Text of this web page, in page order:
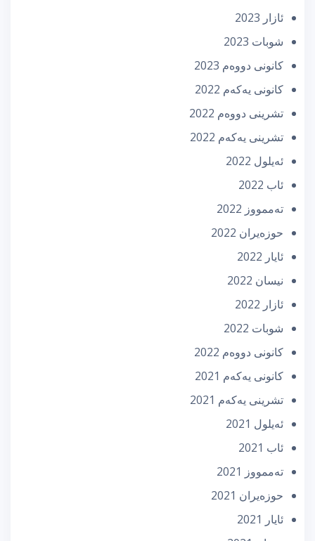
ئازار 2023
شوبات 2023
كانونی دووه‌م 2023
كانونی یه‌كه‌م 2022
تشرینی دووه‌م 2022
تشرینی یه‌كه‌م 2022
ئه‌یلول 2022
ئاب 2022
تەممووز 2022
حوزه‌یران 2022
ئایار 2022
نیسان 2022
ئازار 2022
شوبات 2022
كانونی دووه‌م 2022
كانونی یه‌كه‌م 2021
تشرینی یه‌كه‌م 2021
ئه‌یلول 2021
ئاب 2021
تەممووز 2021
حوزه‌یران 2021
ئایار 2021